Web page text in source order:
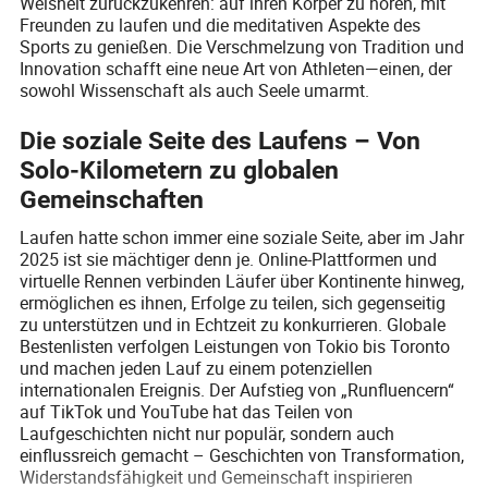
Freunden zu laufen und die meditativen Aspekte des
Sports zu genießen. Die Verschmelzung von Tradition und
Innovation schafft eine neue Art von Athleten—einen, der
sowohl Wissenschaft als auch Seele umarmt.
Die soziale Seite des Laufens – Von
Solo-Kilometern zu globalen
Gemeinschaften
Laufen hatte schon immer eine soziale Seite, aber im Jahr
2025 ist sie mächtiger denn je. Online-Plattformen und
virtuelle Rennen verbinden Läufer über Kontinente hinweg,
ermöglichen es ihnen, Erfolge zu teilen, sich gegenseitig
zu unterstützen und in Echtzeit zu konkurrieren. Globale
Bestenlisten verfolgen Leistungen von Tokio bis Toronto
und machen jeden Lauf zu einem potenziellen
internationalen Ereignis. Der Aufstieg von „Runfluencern“
auf TikTok und YouTube hat das Teilen von
Laufgeschichten nicht nur populär, sondern auch
einflussreich gemacht – Geschichten von Transformation,
Widerstandsfähigkeit und Gemeinschaft inspirieren